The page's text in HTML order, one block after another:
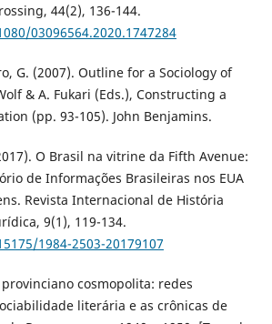
44(2), 136-144.
03096564.2020.1747284
G. (2007). Outline for a Sociology of
& A. Fukari (Eds.), Constructing a
(pp. 93-105). John Benjamins.
O Brasil na vitrine da Fifth Avenue:
de Informações Brasileiras nos EUA
Revista Internacional de História
9(1), 119-134.
1984-2503-20179107
provinciano cosmopolita: redes
literária e as crônicas de